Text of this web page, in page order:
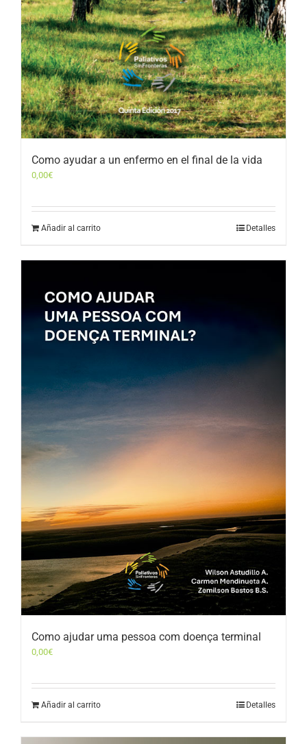
Como ayudar a un enfermo en el final de la vida
0,00€
Añadir al carrito Detalles
Como ajudar uma pessoa com doença terminal
0,00€
Añadir al carrito Detalles